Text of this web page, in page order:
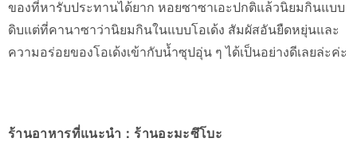
ของที่หารับประทานได้ยาก หอยซาซาเอะปกติแล้วนิยมกินแบบ
ดิบแต่ที่คานาซาว่านิยมกินในแบบโอเด้ง สัมผัสอันยืดหยุ่นและ
ความอร่อยของโอเด้งเข้ากับน้ำซุปอุ่น ๆ ได้เป็นอย่างดีเลยล่ะค่ะ
ร้านอาหารที่แนะนำ：ร้านอะมะซึโบะ